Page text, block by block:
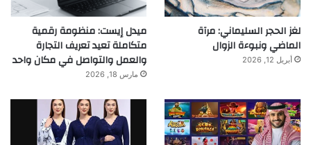
لغز الحجر السليماني: مرآة
الماضي ونبوءة الزوال
أبريل 12, 2026
ميدل إيست: منظومة رقمية
متكاملة تعيد تعريف التجارة
والعمل والتواصل في مكان واحد
مارس 18, 2026